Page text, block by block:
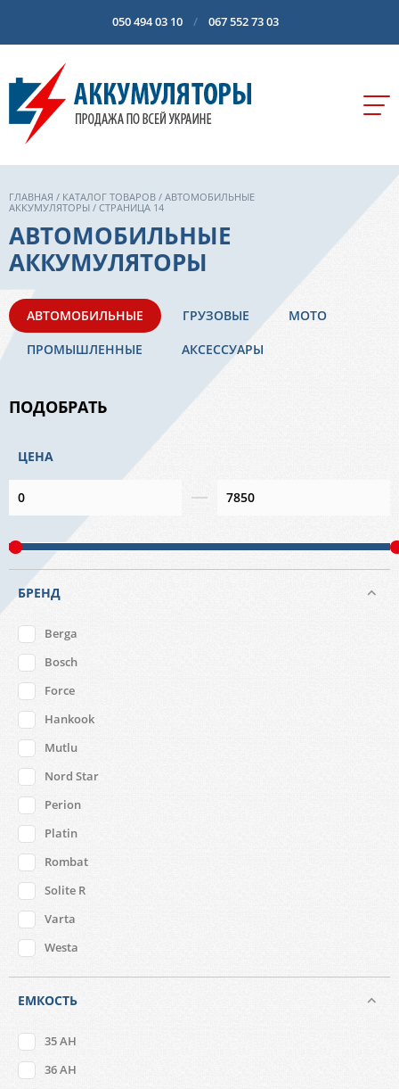
050 494 03 10 067 552 73 03
ГЛАВНАЯ / КАТАЛОГ ТОВАРОВ / АВТОМОБИЛЬНЫЕ
АККУМУЛЯТОРЫ / СТРАНИЦА 14
АВТОМОБИЛЬНЫЕ
АККУМУЛЯТОРЫ
АВТОМОБИЛЬНЫЕ ГРУЗОВЫЕ
МОТО
ПРОМЫШЛЕННЫЕ
АКСЕССУАРЫ
ПОДОБРАТЬ
ЦЕНА
БРЕНД
Berga
Bosch
Force
Hankook
Mutlu
Nord Star
Perion
Platin
Rombat
Solite R
Varta
Westa
ЕМКОСТЬ
35 AH
36 AH